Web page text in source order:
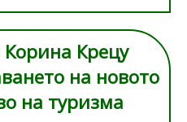
Крецу
на новото
на туризма